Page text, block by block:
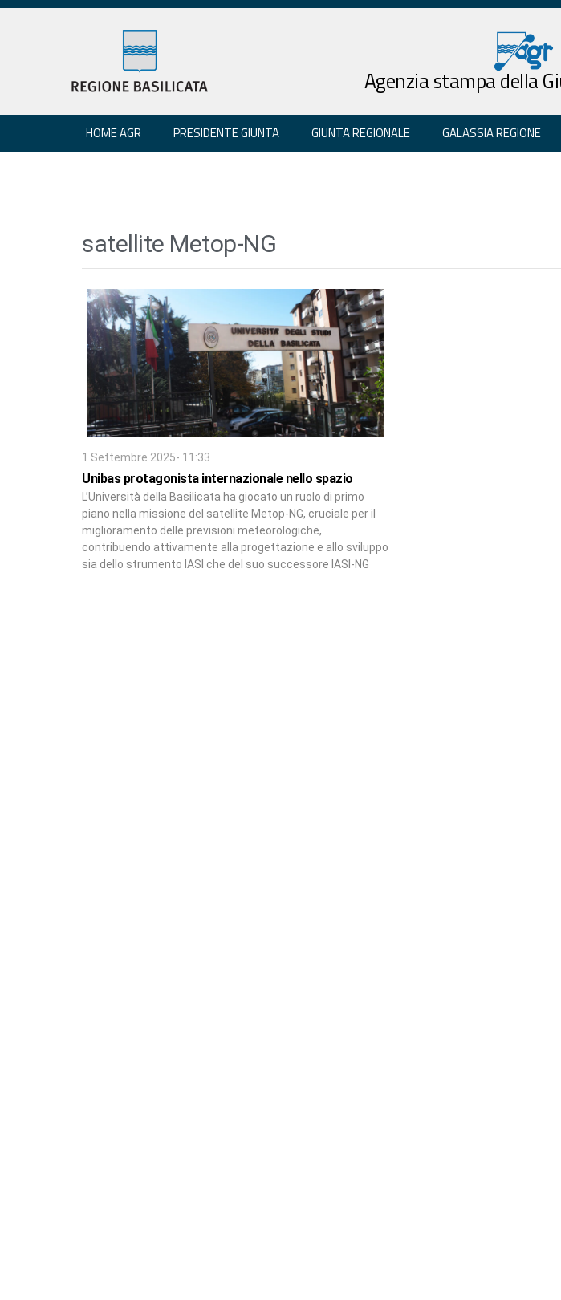
Agenzia stampa della
HOME AGR PRESIDENTE GIUNTA GIUNTA REGIONALE GALASSIA REGIONE
satellite Metop-NG
1 Settembre 2025- 11:33
Unibas protagonista internazionale nello spazio
L’Università della Basilicata ha giocato un ruolo di primo
piano nella missione del satellite Metop-NG, cruciale per il
miglioramento delle previsioni meteorologiche,
contribuendo attivamente alla progettazione e allo sviluppo
sia dello strumento IASI che del suo successore IASI-NG